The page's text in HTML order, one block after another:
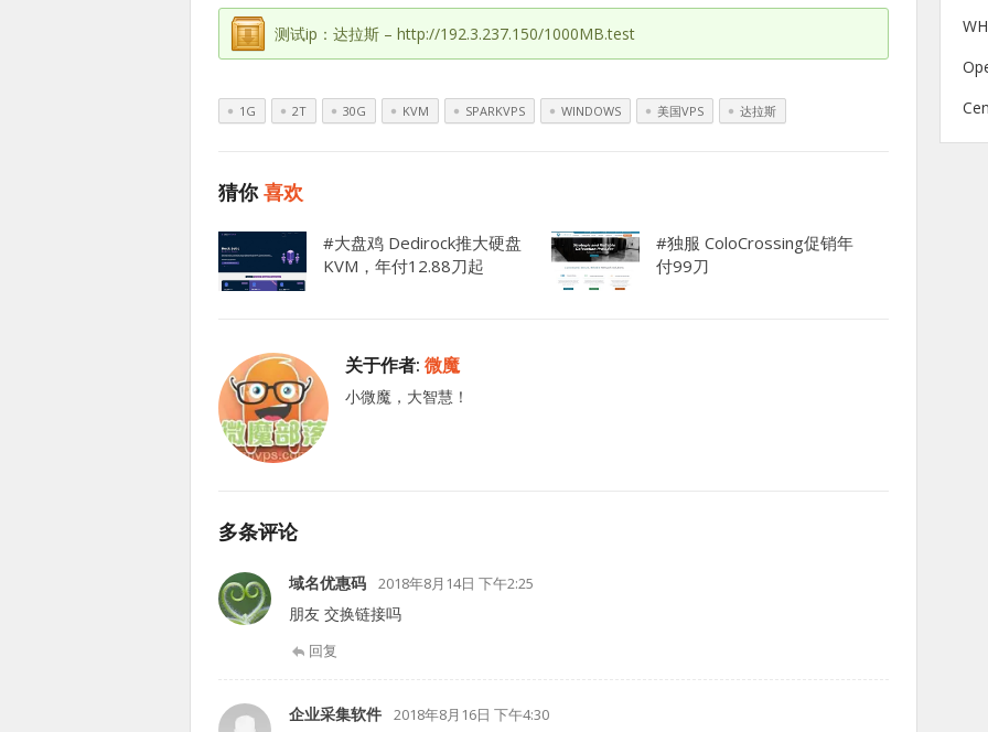
测试ip：达拉斯 – http://192.3.237.150/1000MB.test
1G 2T 30G KVM SPARKVPS WINDOWS 美国VPS 达拉斯
猜你喜欢
#大盘鸡 Dedirock推大硬盘
KVM，年付12.88刀起
#独服 ColoCrossing促销年
付99刀
关于作者: 微魔
小微魔，大智慧！
多条评论
域名优惠码 2018年8月14日 下午2:25
朋友 交换链接吗
回复
企业采集软件 2018年8月16日 下午4:30